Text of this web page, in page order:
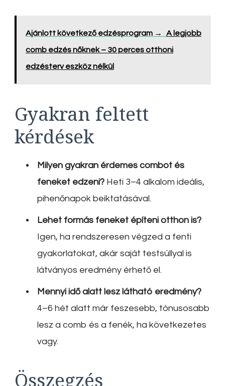
Ajánlott következő edzésprogram → A legjobb
comb edzés nőknek – 30 perces otthoni
edzésterv eszköz nélkül
Gyakran feltett
kérdések
Milyen gyakran érdemes combot és
feneket edzeni? Heti 3–4 alkalom ideális,
pihenőnapok beiktatásával.
Lehet formás feneket építeni otthon is?
Igen, ha rendszeresen végzed a fenti
gyakorlatokat, akár saját testsúllyal is
látványos eredmény érhető el.
Mennyi idő alatt lesz látható eredmény?
4–6 hét alatt már feszesebb, tónusosabb
lesz a comb és a fenék, ha következetes
vagy.
Összegzés